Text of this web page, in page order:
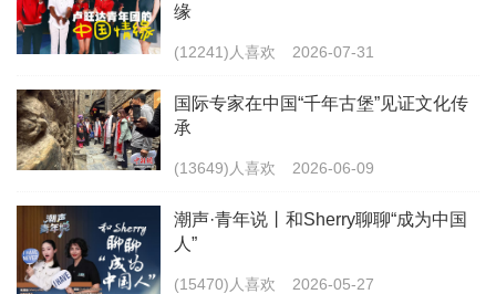
缘
(12241)人喜欢 2026-07-31
国际专家在中国“千年古堡”见证文化传
承
(13649)人喜欢 2026-06-09
潮声·青年说丨和Sherry聊聊“成为中国
人”
(15470)人喜欢 2026-05-27